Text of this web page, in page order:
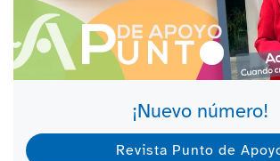
¡Nuevo número!
Revista Punto de